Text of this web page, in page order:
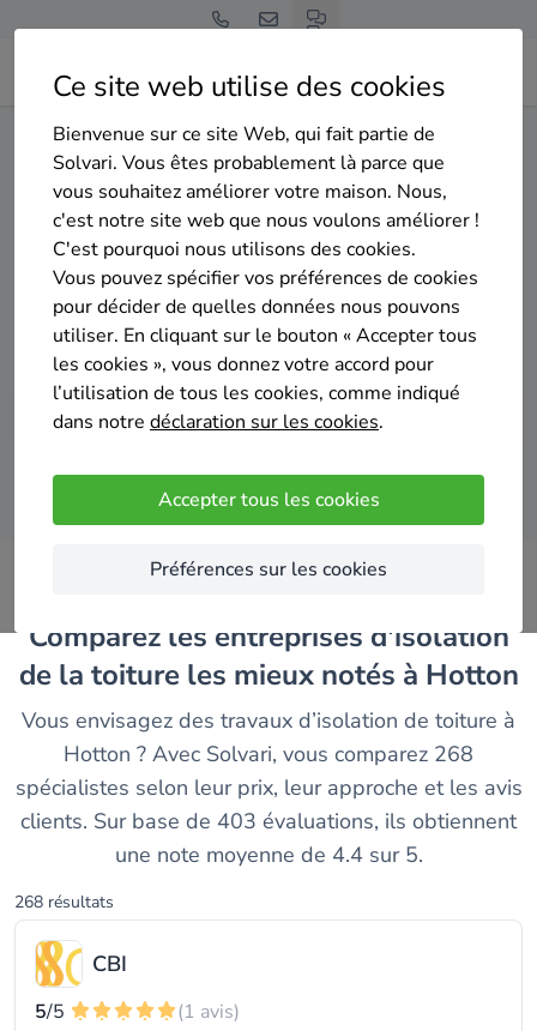
Ce site web utilise des cookies
Bienvenue sur ce site Web, qui fait partie de
Solvari. Vous êtes probablement là parce que
vous souhaitez améliorer votre maison. Nous,
c'est notre site web que nous voulons améliorer !
C'est pourquoi nous utilisons des cookies.
Vous pouvez spécifier vos préférences de cookies
pour décider de quelles données nous pouvons
utiliser. En cliquant sur le bouton « Accepter tous
les cookies », vous donnez votre accord pour
l’utilisation de tous les cookies, comme indiqué
dans notre déclaration sur les cookies.
Accepter tous les cookies
Préférences sur les cookies
Home Isolation de la toiture Luxembourg Hotton
Gratuit et sans engagement
Top 20 des entreprises
d'isolation de la toiture à
Hotton
Comparer des devis
Comparez les entreprises d'isolation
de la toiture les mieux notés à Hotton
Vous envisagez des travaux d’isolation de toiture à
Hotton ? Avec Solvari, vous comparez 268
spécialistes selon leur prix, leur approche et les avis
clients. Sur base de 403 évaluations, ils obtiennent
une note moyenne de 4.4 sur 5.
268 résultats
CBI
5/5
(1 avis)